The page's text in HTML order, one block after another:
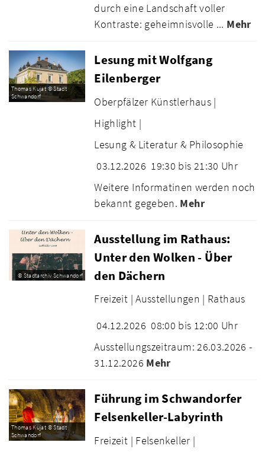
durch eine Landschaft voller
Kontraste: geheimnisvolle ... Mehr
Thomas Kujat © Stadt
Schwandorf
Lesung mit Wolfgang
Eilenberger
Oberpfälzer Künstlerhaus |
Highlight |
Lesung & Literatur & Philosophie
03.12.2026 19:30 bis 21:30 Uhr
Weitere Informatinen werden noch
bekannt gegeben. Mehr
© Stadtarchiv Schwandorf
Ausstellung im Rathaus:
Unter den Wolken - Über
den Dächern
Freizeit | Ausstellungen | Rathaus
04.12.2026 08:00 bis 12:00 Uhr
Ausstellungszeitraum: 26.03.2026 -
31.12.2026 Mehr
Thomas Kujat © Stadt
Schwandorf
Führung im Schwandorfer
Felsenkeller-Labyrinth
Freizeit | Felsenkeller |